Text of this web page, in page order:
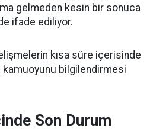
gelmeden kesin bir sonuca
ifade ediliyor.
kısa süre içerisinde
bilgilendirmesi
Son Durum